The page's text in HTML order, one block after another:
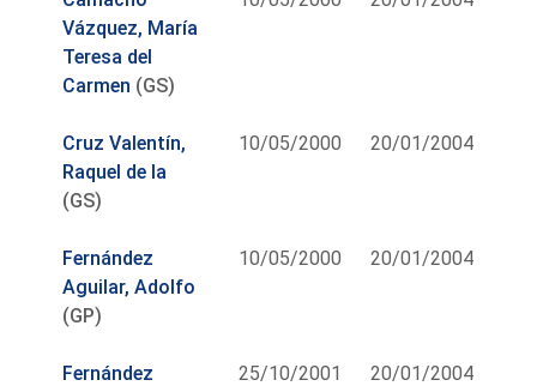
Vázquez, María
Teresa del
Carmen (GS)
Cruz Valentín,
Raquel de la
(GS)
10/05/2000 20/01/2004
Fernández
Aguilar, Adolfo
(GP)
10/05/2000 20/01/2004
Fernández
25/10/2001 20/01/2004